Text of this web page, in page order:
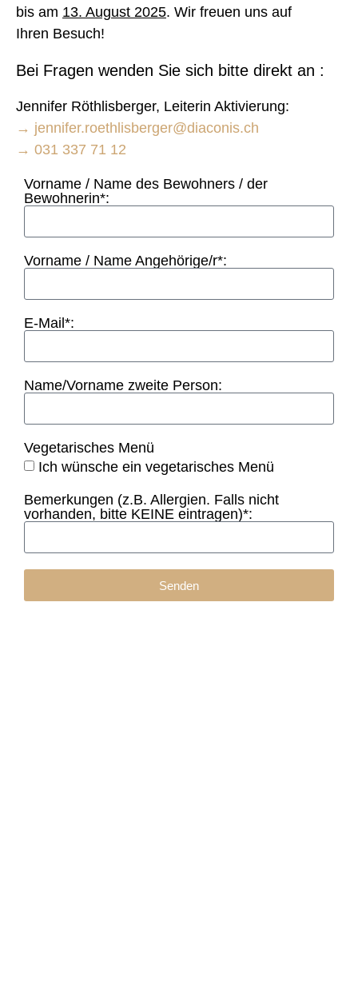
bis am 13. August 2025. Wir freuen uns auf
Ihren Besuch!
Bei Fragen wenden Sie sich bitte direkt an :
Jennifer Röthlisberger, Leiterin Aktivierung:
→ jennifer.roethlisberger@diaconis.ch
→ 031 337 71 12
Vorname / Name des Bewohners / der
Bewohnerin*:
Vorname / Name Angehörige/r*:
E-Mail*:
Name/Vorname zweite Person:
Vegetarisches Menü
Ich wünsche ein vegetarisches Menü
Bemerkungen (z.B. Allergien. Falls nicht
vorhanden, bitte KEINE eintragen)*:
Senden